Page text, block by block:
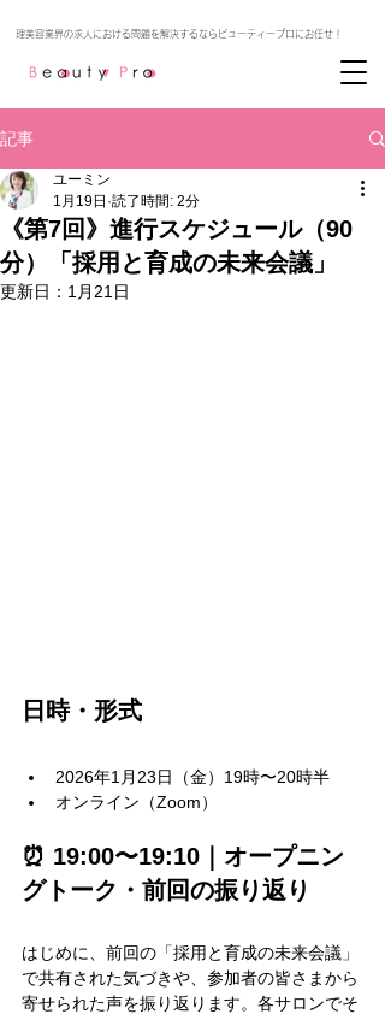
記事
《第7回》進行スケジュール（90
分）「採用と育成の未来会議」
ユーミン
1月19日 読了時間: 2分
更新日： 1月21日
日時・形式
2026年1月23日（金）19時〜20時半
オンライン（Zoom）
⏰ 19:00〜19:10｜オープニン
グトーク・前回の振り返り
はじめに、前回の「採用と育成の未来会議」
で共有された気づきや、参加者の皆さまから
寄せられた声を振り返ります。各サロンでそ